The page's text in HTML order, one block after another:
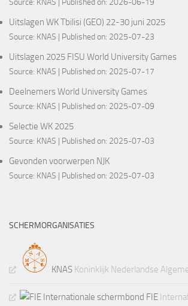
Source: KNAS Published on: 2026-06-19
Uitslagen WK Tbilisi (GEO) 22-30 juni 2025
Source: KNAS Published on: 2025-07-23
Uitslagen 2025 FISU World University Games
Source: KNAS Published on: 2025-07-17
Deelnemers World University Games
Source: KNAS Published on: 2025-07-09
Selectie WK 2025
Source: KNAS Published on: 2025-07-03
Gevonden voorwerpen NJK
Source: KNAS Published on: 2025-07-03
SCHERMORGANISATIES
KNAS Koninklijk Nederlandse
FIE